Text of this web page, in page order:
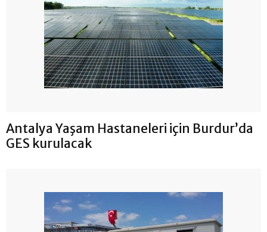
Antalya Yaşam Hastaneleri için Burdur’da
GES kurulacak